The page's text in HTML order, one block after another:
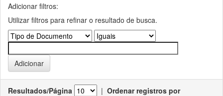
Adicionar filtros:
Utilizar filtros para refinar o resultado de busca.
Resultados/Página | Ordenar registros por